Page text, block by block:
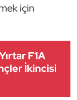
için
F1A
İkincisi